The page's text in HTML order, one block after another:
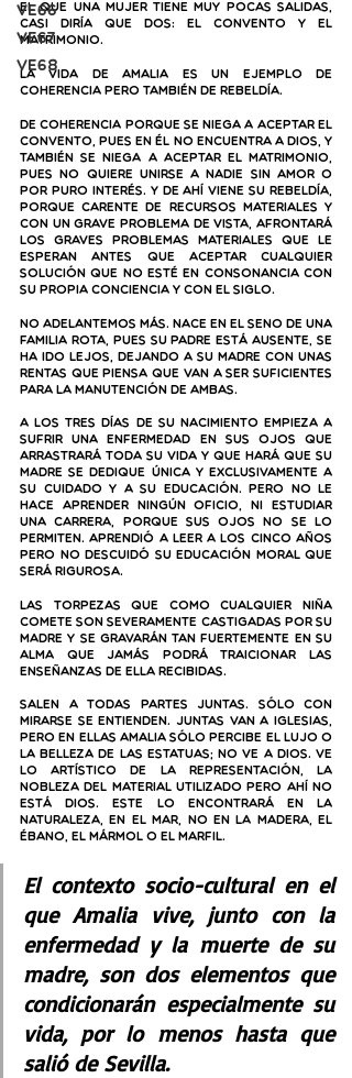
ve66
VE67
VE68
el que una mujer tiene muy pocas salidas,
casi diría que dos: el convento y el
matrimonio.
La vida de Amalia es un ejemplo de
coherencia pero también de rebeldía.
De coherencia porque se niega a aceptar el
convento, pues en él no encuentra a Dios, y
también se niega a aceptar el matrimonio,
pues no quiere unirse a nadie sin amor o
por puro interés. Y de ahí viene su rebeldía,
porque carente de recursos materiales y
con un grave problema de vista, afrontará
los graves problemas materiales que le
esperan antes que aceptar cualquier
solución que no esté en consonancia con
su propia conciencia y con el siglo.
No adelantemos más. Nace en el seno de una
familia rota, pues su padre está ausente, se
ha ido lejos, dejando a su madre con unas
rentas que piensa que van a ser suficientes
para la manutención de ambas.
A los tres días de su nacimiento empieza a
sufrir una enfermedad en sus ojos que
arrastrará toda su vida y que hará que su
madre se dedique única y exclusivamente a
su cuidado y a su educación. Pero no le
hace aprender ningún oficio, ni estudiar
una carrera, porque sus ojos no se lo
permiten. Aprendió a leer a los cinco años
pero no descuidó su educación moral que
será rigurosa.
Las torpezas que como cualquier niña
comete son severamente castigadas por su
madre y se gravarán tan fuertemente en su
alma que jamás podrá traicionar las
enseñanzas de ella recibidas.
Salen a todas partes juntas. Sólo con
mirarse se entienden. Juntas van a iglesias,
pero en ellas Amalia sólo percibe el lujo o
la belleza de las estatuas; no ve a Dios. Ve
lo artístico de la representación, la
nobleza del material utilizado pero ahí no
está Dios. Este lo encontrará en la
naturaleza, en el mar, no en la madera, el
ébano, el mármol o el marfil.
El contexto socio-cultural en el
que Amalia vive, junto con la
enfermedad y la muerte de su
madre, son dos elementos que
condicionarán especialmente su
vida, por lo menos hasta que
salió de Sevilla.